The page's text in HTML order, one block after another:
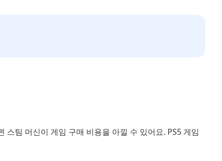
팀 머신이 게임 구매 비용을 아낄 수 있어요. PS5 게임